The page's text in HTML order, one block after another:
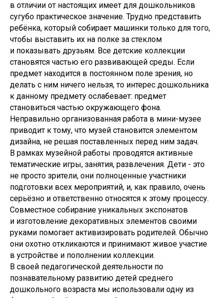
в отличии от настоящих имеет для дошкольников
сугубо практическое значение. Трудно представить
ребёнка, который собирает машинки только для того,
чтобы выставить их на полке за стеклом
и показывать друзьям. Все детские коллекции
становятся частью его развивающей среды. Если
предмет находится в постоянном поле зрения, но
делать с ним ничего нельзя, то интерес дошкольника
к данному предмету ослабевает: предмет
становиться частью окружающего фона.
Неправильно организованная работа в мини-музее
приводит к тому, что музей становится элементом
дизайна, не решая поставленных перед ним задач.
В рамках музейной работы проводятся активные
тематические игры, занятия, развлечения. Дети - это
не просто зрители, они полноценные участники
подготовки всех мероприятий, и, как правило, очень
серьёзно и ответственно относятся к этому процессу.
Совместное собирание уникальных экспонатов
и изготовление декоративных элементов своими
руками помогает активизировать родителей. Обычно
они охотно откликаются и принимают живое участие
в устройстве и пополнении коллекции.
В своей педагогической деятельности по
познавательному развитию детей среднего
дошкольного возраста мы использовали одну из